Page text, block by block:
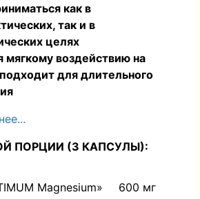
как в
так и в
целях
мягкому воздействию на
для длительного
ПОРЦИИ (3 КАПСУЛЫ):
Magnesium» 600 мг